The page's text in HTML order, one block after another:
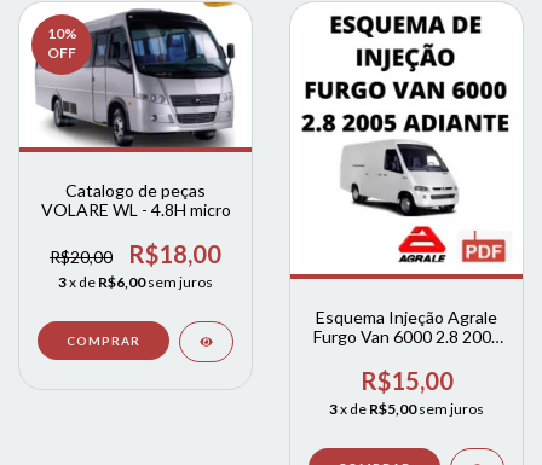
10%
OFF
Catalogo de peças
VOLARE WL - 4.8H micro
R$20,00 R$18,00
3x de R$6,00 sem juros
Esquema Injeção Agrale
Furgo Van 6000 2.8 2005
R$15,00
3x de R$5,00 sem juros